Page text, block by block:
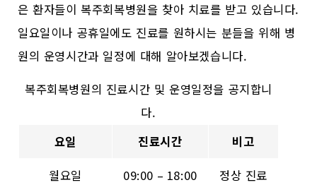
은 환자들이 복주회복병원을 찾아 치료를 받고 있습니다.
일요일이나 공휴일에도 진료를 원하시는 분들을 위해 병
원의 운영시간과 일정에 대해 알아보겠습니다.
복주회복병원의 진료시간 및 운영일정을 공지합니
다.
요일
진료시간
비고
월요일
09:00 – 18:00
정상 진료